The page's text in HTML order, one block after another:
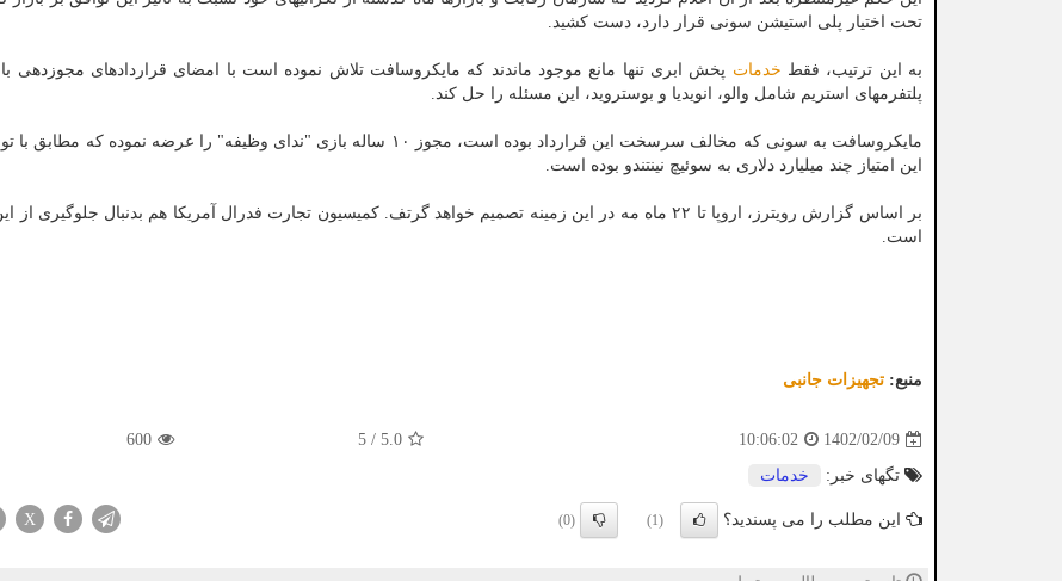
تحت اختیار پلی استیشن سونی قرار دارد، دست کشید.
به این ترتیب، فقط خدمات پخش ابری تنها مانع موجود ماندند که مایکروسافت تلاش نموده است با امضای قراردادهای مجوزدهی با
پلتفرمهای استریم شامل والو، انویدیا و بوستروید، این مسئله را حل کند.
مایکروسافت به سونی که مخالف سرسخت این قرارداد بوده است، مجوز ۱۰ ساله بازی "ندای وظیفه" را عرضه نموده که
این امتیاز چند میلیارد دلاری به سوئیچ نینتندو بوده است.
بر اساس گزارش رویترز، اروپا تا ۲۲ ماه مه در این زمینه تصمیم خواهد گرتف. کمیسیون تجارت فدرال آمریکا هم بدنبال جلوگیری از
است.
منبع: تجهیزات جانبی
1402/02/09
10:06:02
5.0
/
5
600
تگهای خبر: خدمات
این مطلب را می پسندید؟ (1)
(0)
X